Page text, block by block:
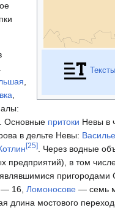
Тексты
.
,
,
. Основные притоки Невы в
в дельте Невы:
[25]. Через водные
предприятий), в том
являвшимися пригородами
— 16, Ломоносове — семь
длина мостового